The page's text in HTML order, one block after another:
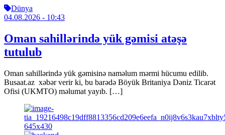
Dünya
04.08.2026 - 10:43
Oman sahillərində yük gəmisi atəşə
tutulub
Oman sahillərində yük gəmisinə naməlum mərmi hücumu edilib.
Busaat.az xəbər verir ki, bu barədə Böyük Britaniya Dəniz Ticarət
Ofisi (UKMTO) məlumat yayıb. […]